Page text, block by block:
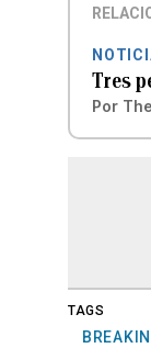
Tres
Por
TAGS